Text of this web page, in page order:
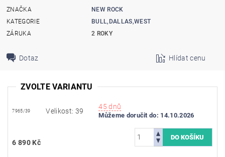
ZNAČKA
NEW ROCK
KATEGORIE
BULL,DALLAS,WEST
ZÁRUKA
2 ROKY
Dotaz Hlídat cenu
ZVOLTE VARIANTU
7965/39 Velikost: 39
45 dnů
Můžeme doručit do: 14.10.2026
6 890 Kč